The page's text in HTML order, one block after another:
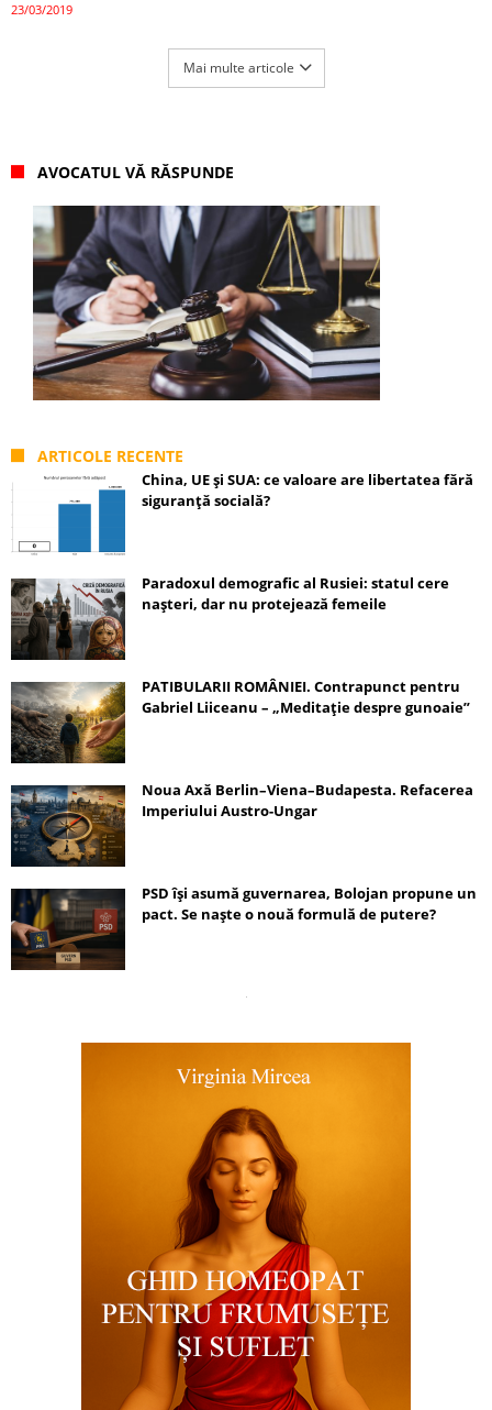
23/03/2019
Mai multe articole
AVOCATUL VĂ RĂSPUNDE
ARTICOLE RECENTE
China, UE și SUA: ce valoare are libertatea fără
siguranță socială?
Paradoxul demografic al Rusiei: statul cere
nașteri, dar nu protejează femeile
PATIBULARII ROMÂNIEI. Contrapunct pentru
Gabriel Liiceanu – „Meditație despre gunoaie”
Noua Axă Berlin–Viena–Budapesta. Refacerea
Imperiului Austro-Ungar
PSD își asumă guvernarea, Bolojan propune un
pact. Se naște o nouă formulă de putere?